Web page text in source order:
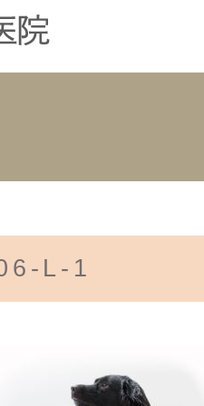
歯治療
小児歯科
紹介 院内紹介
ブログ スタッフブ
L-1